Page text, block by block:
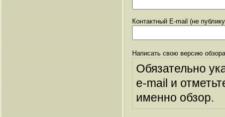
Контактный E-mail (не
Написать свою версию
Обязательно
e-mail и
именно обзор.